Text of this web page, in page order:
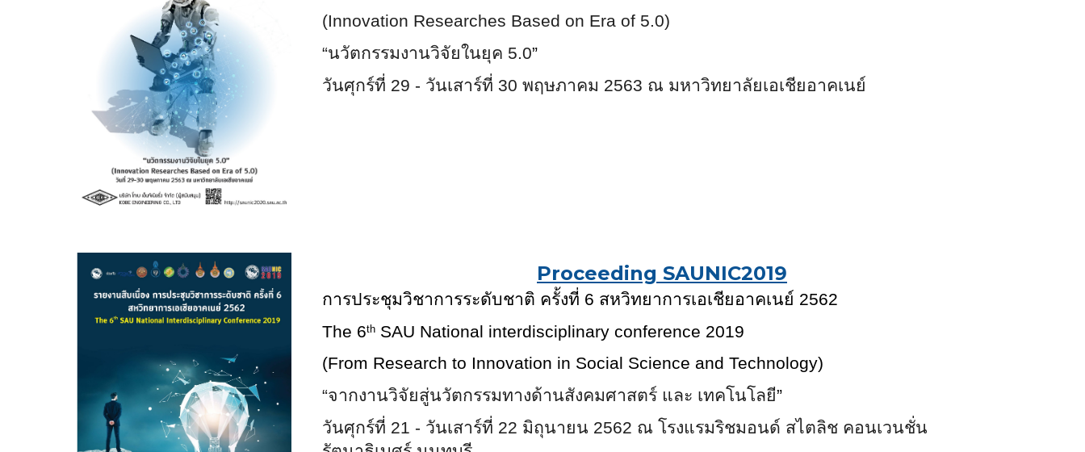
(Innovation Researches Based on Era of 5.0)
“นวัตกรรมงานวิจัยในยุค 5.0”
วันศุกร์ที่ 29 - วันเสาร์ที่ 30 พฤษภาคม 2563 ณ มหาวิทยาลัยเอเชียอาคเนย์
Proceeding SAUNIC2019
การประชุมวิชาการระดับชาติ ครั้งที่ 6 สหวิทยาการเอเชียอาคเนย์ 2562
The 6thSAU National interdisciplinary conference 2019
(From Research to Innovation in Social Science and Technology)
“จากงานวิจัยสู่นวัตกรรมทางด้านสังคมศาสตร์ และ เทคโนโลยี”
วันศุกร์ที่ 21 - วันเสาร์ที่ 22 มิถุนายน 2562 ณ โรงแรมริชมอนด์ สไตลิช คอนเวนชั่น